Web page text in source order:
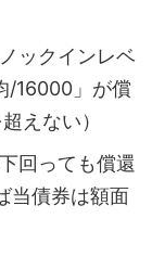
ックインレベ
/16000」が償
えない）
回っても償還
当債券は額面